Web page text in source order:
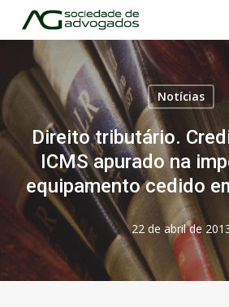
Skip
to
main
content
Notícias
Direito tributário.
ICMS apurado na
equipamento cedido
22 de abril de